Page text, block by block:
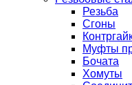
Резьба
Сгоны
Муфты
Бочата
Хомуты